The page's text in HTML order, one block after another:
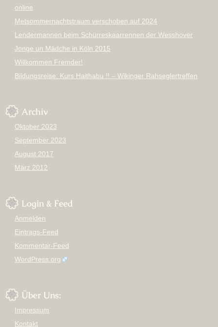
online
Metsommernachtstraum verschoben auf 2024
Lendermannen beim Schürreskaarrennen der Wesshover
Jonge un Mädche in Köln 2015
Willkommen Fremder!
Bildungsreise: Kurs Haithabu !! – Wikinger Rahseglertreffen
Archiv
Oktober 2023
September 2023
August 2017
März 2012
Login & Feed
Anmelden
Eintrags-Feed
Kommentar-Feed
WordPress.org
Über Uns:
Impressum
Kontakt